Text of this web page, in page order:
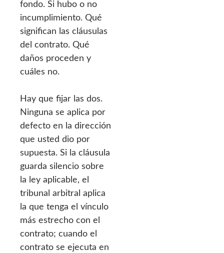
fondo. Si hubo o no
incumplimiento. Qué
significan las cláusulas
del contrato. Qué
daños proceden y
cuáles no.
Hay que fijar las dos.
Ninguna se aplica por
defecto en la dirección
que usted dio por
supuesta. Si la cláusula
guarda silencio sobre
la ley aplicable, el
tribunal arbitral aplica
la que tenga el vínculo
más estrecho con el
contrato; cuando el
contrato se ejecuta en